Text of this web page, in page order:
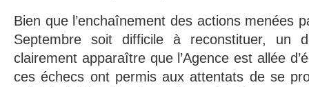
Bien que l’enchaînement des actions menées
Septembre soit difficile à reconstituer, un
clairement apparaître que l’Agence est allée
ces échecs ont permis aux attentats de se